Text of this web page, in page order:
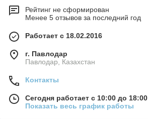
Рейтинг не сформирован
Менее 5 отзывов за последний год
Работает с 18.02.2016
г. Павлодар
Павлодар, Казахстан
Контакты
Сегодня работает с 10:00 до 18:00
Показать весь график работы